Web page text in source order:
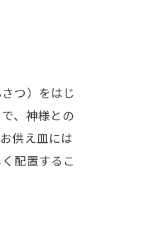
つ）をはじ
、神様との
供え皿には
配置するこ